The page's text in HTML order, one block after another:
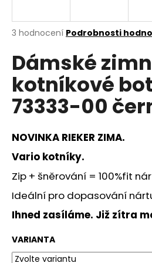
Průměrné
produktu
je
4,7
5
hvězdiček.
3 hodnocení Podrobnosti
Dámské
kotníkové
73333-00
NOVINKA RIEKER ZIMA.
Vario kotníky.
Zip + šněrování = 100%fit
Ideální pro dopasování
Ihned zasíláme. Již zítra
VARIANTA
j
t
?
HLEDAT
o
p
r
u